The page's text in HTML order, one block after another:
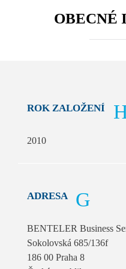
OBECNÉ
ROK ZALOŽENÍ
2010
ADRESA
BENTELER Business
Sokolovská 685/136f
186 00 Praha 8